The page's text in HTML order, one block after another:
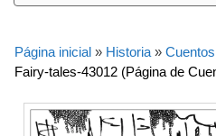
Página inicial » Historia »
Fairy-tales-43012 (Página de